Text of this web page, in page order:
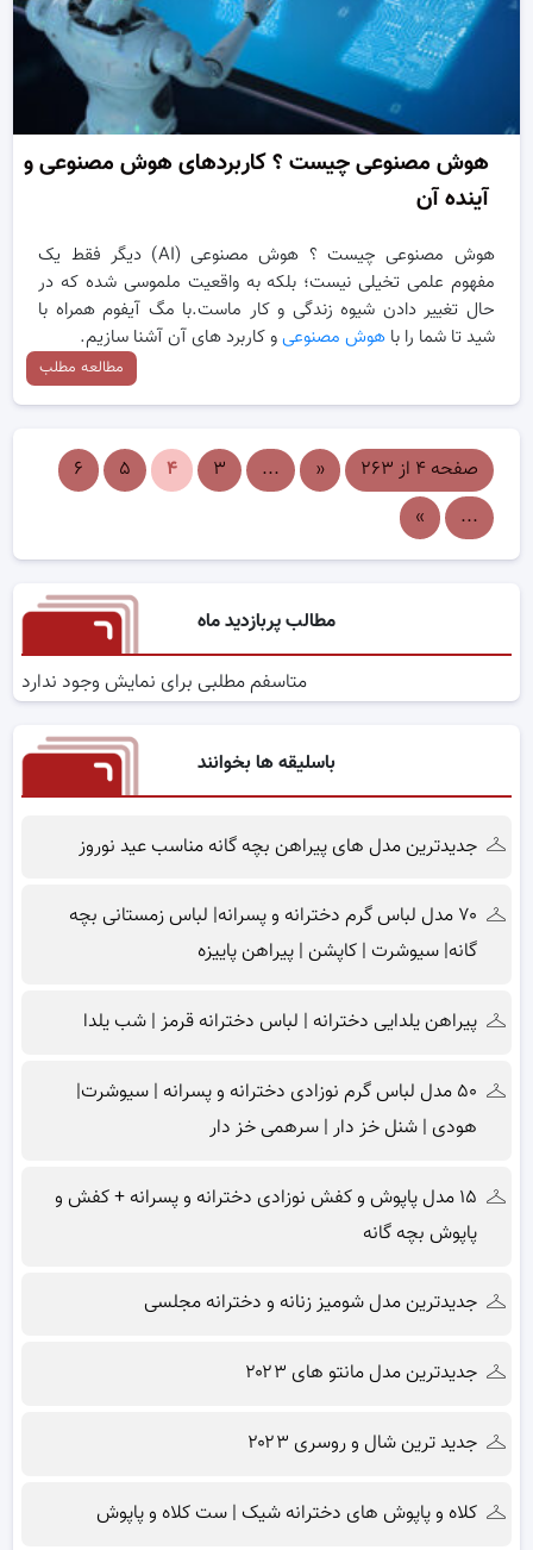
هوش مصنوعی چیست ؟ کاربردهای هوش مصنوعی و
آینده آن
هوش مصنوعی چیست ؟ هوش مصنوعی (AI) دیگر فقط یک
مفهوم علمی تخیلی نیست؛ بلکه به واقعیت ملموسی شده که در
حال تغییر دادن شیوه زندگی و کار ماست.با مگ آیفوم همراه با
شید تا شما را باهوش مصنوعیو کاربرد های آن آشنا سازیم.
مطالعه مطلب
صفحه ۴ از ۲۶۳ «
... ۳ ۴ ۵
۶
...
»
مطالب پربازدید ماه
متاسفم مطلبی برای نمایش وجود ندارد
باسلیقه ها بخوانند
جدیدترین مدل های پیراهن بچه گانه مناسب عید نوروز
۷۰ مدل لباس گرم دخترانه و پسرانه| لباس زمستانی بچه
گانه| سیوشرت | کاپشن | پیراهن پاییزه
پیراهن یلدایی دخترانه | لباس دخترانه قرمز | شب یلدا
۵۰ مدل لباس گرم نوزادی دخترانه و پسرانه | سیوشرت|
هودی | شنل خز دار | سرهمی خز دار
۱۵ مدل پاپوش و کفش نوزادی دخترانه و پسرانه + کفش و
پاپوش بچه گانه
جدیدترین مدل شومیز زنانه و دخترانه مجلسی
جدیدترین مدل مانتو های ۲۰۲۳
جدید ترین شال و روسری ۲۰۲۳
کلاه و پاپوش های دخترانه شیک | ست کلاه و پاپوش